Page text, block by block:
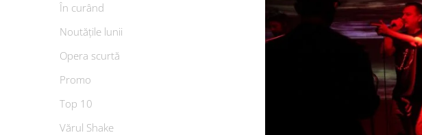
În curând
Noutățile lunii
Opera scurtă
Promo
Top 10
Vărul Shake